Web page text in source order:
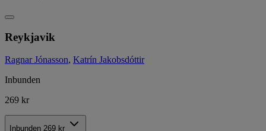
Reykjavik
Ragnar Jónasson, Katrín Jakobsdóttir
Inbunden
269 kr
Inbunden 269 kr